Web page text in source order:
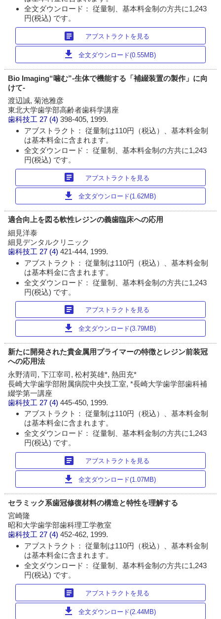
全文ダウンロード： 従量制、基本料金制の方共に1,243
円(税込) です。
article アブストラクトを見る
download 全文ダウンロード(0.55MB)
Bio Imaging“噛む”-生体で機能する「補綴装置の製作」に向
けて-
渡辺誠, 菊池雅彦
東北大学歯学部高齢者歯科学講座
歯科技工 27 (4)398-405, 1999.
アブストラクト： 従量制は110円（税込）、基本料金制
は基本料金に含まれます。
全文ダウンロード： 従量制、基本料金制の方共に1,243
円(税込) です。
article アブストラクトを見る
download 全文ダウンロード(1.62MB)
適合向上を図る軟性レジンの義歯臨床への応用
細見洋泰
細見デンタルクリニック
歯科技工 27 (4)421-444, 1999.
アブストラクト： 従量制は110円（税込）、基本料金制
は基本料金に含まれます。
全文ダウンロード： 従量制、基本料金制の方共に1,243
円(税込) です。
article アブストラクトを見る
download 全文ダウンロード(3.79MB)
新たに開発された貴金属用プライマーの特徴とレジン前装冠
への応用法
永野清司, 下江宰司, 松村英雄*, 熱田充*
長崎大学歯学部附属病院中央技工室, *長崎大学歯学部歯科補
綴学第一講座
歯科技工 27 (4)445-450, 1999.
アブストラクト： 従量制は110円（税込）、基本料金制
は基本料金に含まれます。
全文ダウンロード： 従量制、基本料金制の方共に1,243
円(税込) です。
article アブストラクトを見る
download 全文ダウンロード(1.07MB)
セラミック系歯冠修復材料の構造と特性を理解する
宮崎隆
昭和大学歯学部歯科理工学教室
歯科技工 27 (4)452-462, 1999.
アブストラクト： 従量制は110円（税込）、基本料金制
は基本料金に含まれます。
全文ダウンロード： 従量制、基本料金制の方共に1,243
円(税込) です。
article アブストラクトを見る
download 全文ダウンロード(2.44MB)